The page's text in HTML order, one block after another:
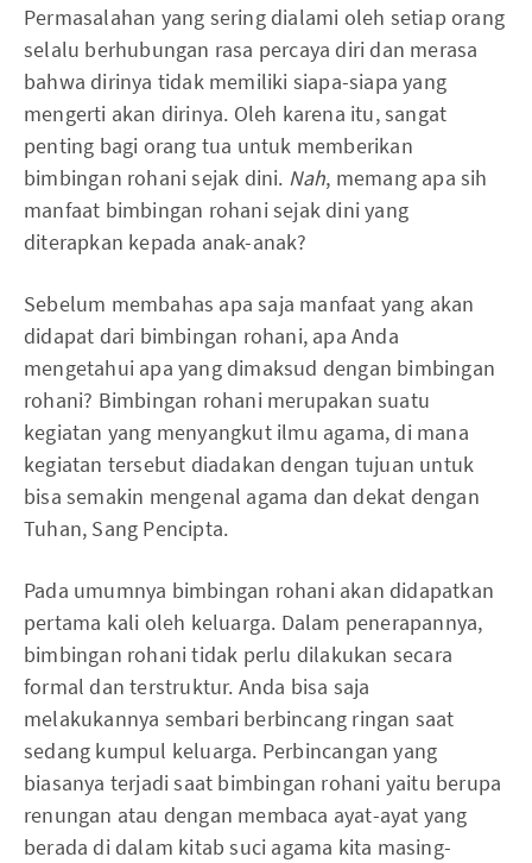
Permasalahan yang sering dialami oleh setiap orang
selalu berhubungan rasa percaya diri dan merasa
bahwa dirinya tidak memiliki siapa-siapa yang
mengerti akan dirinya. Oleh karena itu, sangat
penting bagi orang tua untuk memberikan
bimbingan rohani sejak dini. Nah, memang apa sih
manfaat bimbingan rohani sejak dini yang
diterapkan kepada anak-anak?
Sebelum membahas apa saja manfaat yang akan
didapat dari bimbingan rohani, apa Anda
mengetahui apa yang dimaksud dengan bimbingan
rohani? Bimbingan rohani merupakan suatu
kegiatan yang menyangkut ilmu agama, di mana
kegiatan tersebut diadakan dengan tujuan untuk
bisa semakin mengenal agama dan dekat dengan
Tuhan, Sang Pencipta.
Pada umumnya bimbingan rohani akan didapatkan
pertama kali oleh keluarga. Dalam penerapannya,
bimbingan rohani tidak perlu dilakukan secara
formal dan terstruktur. Anda bisa saja
melakukannya sembari berbincang ringan saat
sedang kumpul keluarga. Perbincangan yang
biasanya terjadi saat bimbingan rohani yaitu berupa
renungan atau dengan membaca ayat-ayat yang
berada di dalam kitab suci agama kita masing-